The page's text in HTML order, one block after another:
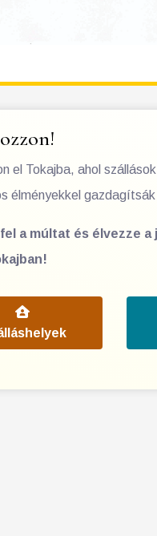
el Tokajba, ahol
élményekkel
a múltat és élvezze